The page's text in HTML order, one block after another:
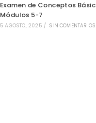
Examen de Conceptos
Módulos 5-7
5 AGOSTO, 2025 / SIN COMENTARIOS